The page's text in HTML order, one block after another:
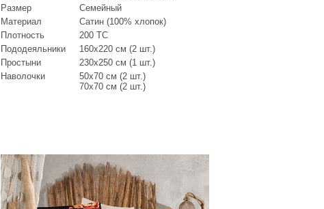
Размер
Семейный
Материал
Сатин (100% хлопок)
Плотность
200 ТС
Пододеяльники
160х220 см (2 шт.)
Простыни
230х250 см (1 шт.)
Наволочки
50х70 см (2 шт.)
70х70 см (2 шт.)